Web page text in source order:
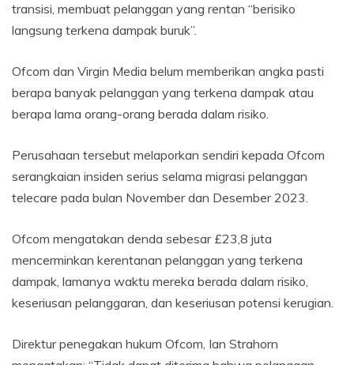
transisi, membuat pelanggan yang rentan “berisiko
langsung terkena dampak buruk”.
Ofcom dan Virgin Media belum memberikan angka pasti
berapa banyak pelanggan yang terkena dampak atau
berapa lama orang-orang berada dalam risiko.
Perusahaan tersebut melaporkan sendiri kepada Ofcom
serangkaian insiden serius selama migrasi pelanggan
telecare pada bulan November dan Desember 2023.
Ofcom mengatakan denda sebesar £23,8 juta
mencerminkan kerentanan pelanggan yang terkena
dampak, lamanya waktu mereka berada dalam risiko,
keseriusan pelanggaran, dan keseriusan potensi kerugian.
Direktur penegakan hukum Ofcom, Ian Strahorn